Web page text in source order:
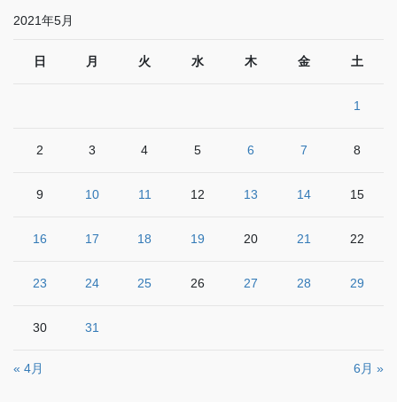
2021年5月
日 月 火 水 木 金 土
1
2 3 4 5 6 7 8
9 10 11 12 13 14 15
16 17 18 19 20 21 22
23 24 25 26 27 28 29
30 31
« 4月 6月 »